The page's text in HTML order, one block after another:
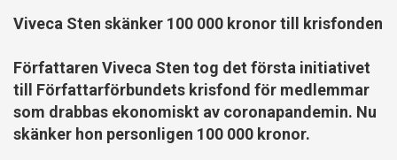
Viveca Sten skänker 100 000 kronor till krisfonden
Författaren Viveca Sten tog det första initiativet
till Författarförbundets krisfond för medlemmar
som drabbas ekonomiskt av coronapandemin. Nu
skänker hon personligen 100 000 kronor.